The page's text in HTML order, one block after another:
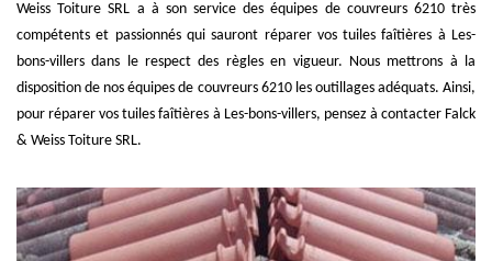
Weiss Toiture SRL a à son service des équipes de couvreurs 6210 très
compétents et passionnés qui sauront réparer vos tuiles faîtières à Les-
bons-villers dans le respect des règles en vigueur. Nous mettrons à la
disposition de nos équipes de couvreurs 6210 les outillages adéquats. Ainsi,
pour réparer vos tuiles faîtières à Les-bons-villers, pensez à contacter Falck
& Weiss Toiture SRL.